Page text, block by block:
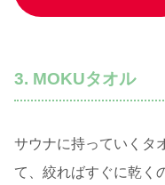
3. MOKUタオル
サウナに持っていくタ
て、絞ればすぐに乾く